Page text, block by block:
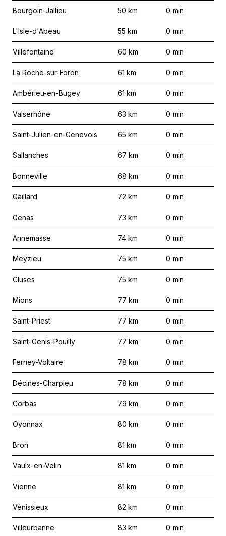
Bourgoin-Jallieu 50 km 0 min
L'Isle-d'Abeau 55 km 0 min
Villefontaine 60 km 0 min
La Roche-sur-Foron 61 km 0 min
Ambérieu-en-Bugey 61 km 0 min
Valserhône 63 km 0 min
Saint-Julien-en-Genevois 65 km 0 min
Sallanches 67 km 0 min
Bonneville 68 km 0 min
Gaillard 72 km 0 min
Genas 73 km 0 min
Annemasse 74 km 0 min
Meyzieu 75 km 0 min
Cluses 75 km 0 min
Mions 77 km 0 min
Saint-Priest 77 km 0 min
Saint-Genis-Pouilly 77 km 0 min
Ferney-Voltaire 78 km 0 min
Décines-Charpieu 78 km 0 min
Corbas 79 km 0 min
Oyonnax 80 km 0 min
Bron 81 km 0 min
Vaulx-en-Velin 81 km 0 min
Vienne 81 km 0 min
Vénissieux 82 km 0 min
Villeurbanne 83 km 0 min